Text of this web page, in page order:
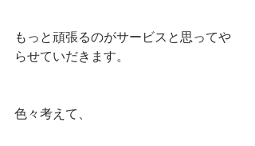
もっと頑張るのがサービスと思ってや
らせていだきます。
色々考えて、